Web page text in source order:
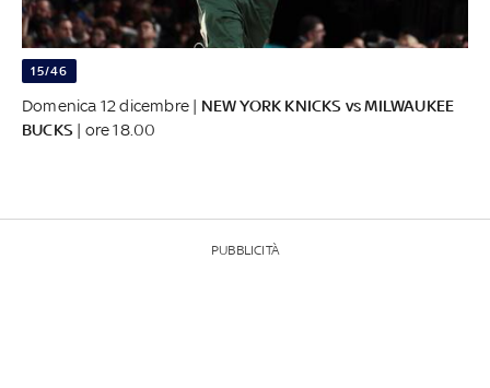
15/46
Domenica 12 dicembre | NEW YORK KNICKS vs MILWAUKEE
BUCKS | ore 18.00
PUBBLICITÀ